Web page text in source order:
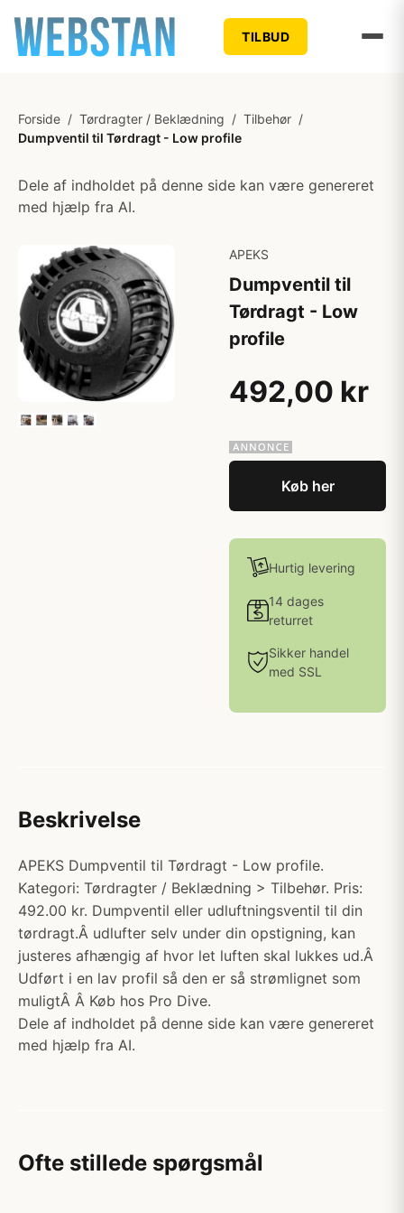
TILBUD
Forside / Tørdragter / Beklædning / Tilbehør /
Dumpventil til Tørdragt - Low profile
Dele af indholdet på denne side kan være genereret
med hjælp fra AI.
APEKS
Dumpventil til
Tørdragt - Low
profile
492,00 kr
Køb her
Hurtig levering
14 dages
returret
Sikker handel
med SSL
Beskrivelse
APEKS Dumpventil til Tørdragt - Low profile.
Kategori: Tørdragter / Beklædning > Tilbehør. Pris:
492.00 kr. Dumpventil eller udluftningsventil til din
tørdragt.Â udlufter selv under din opstigning, kan
justeres afhængig af hvor let luften skal lukkes ud.Â
Udført i en lav profil så den er så strømlignet som
muligtÂ Â Køb hos Pro Dive.
Dele af indholdet på denne side kan være genereret
med hjælp fra AI.
Ofte stillede spørgsmål